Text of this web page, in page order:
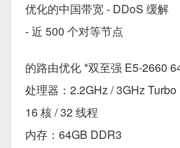
优化的中国带宽 - DDoS 缓解
- 近 500 个对等节点
的路由优化 *双至强 E5-2660
处理器：2.2GHz / 3GHz Turbo
16 核 / 32 线程
内存：64GB DDR3